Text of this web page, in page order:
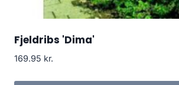
Fjeldribs 'Dima'
169.95 kr.